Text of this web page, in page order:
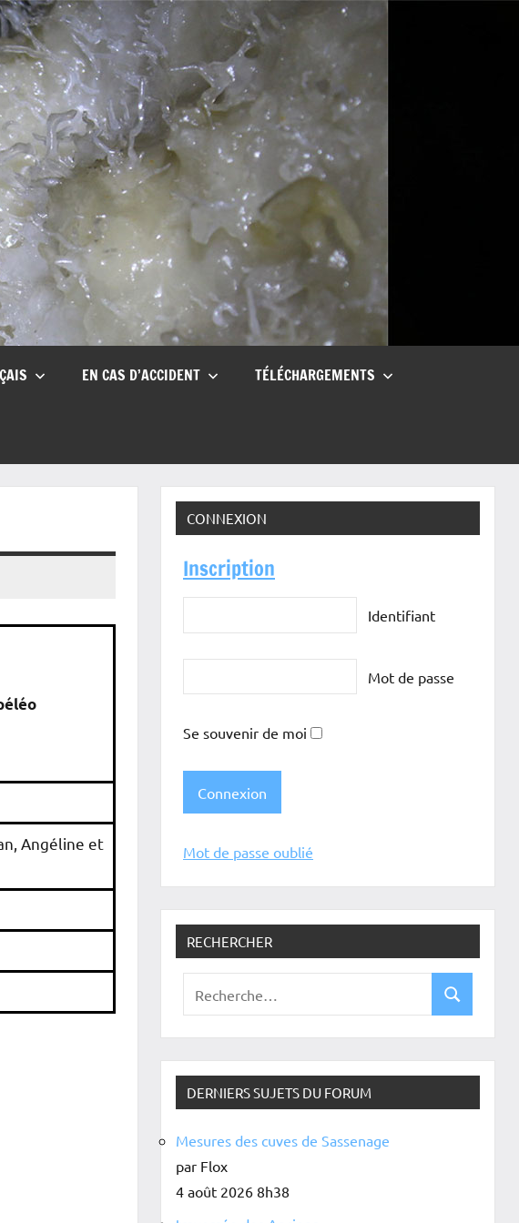
EN CAS D’ACCIDENT TÉLÉCHARGEMENTS
Angéline et
CONNEXION
Inscription
Identifiant
Mot de passe
Se souvenir de moi
Mot de passe oublié
RECHERCHER
DERNIERS SUJETS DU FORUM
Mesures des cuves de Sassenage
par Flox
4 août 2026 8h38